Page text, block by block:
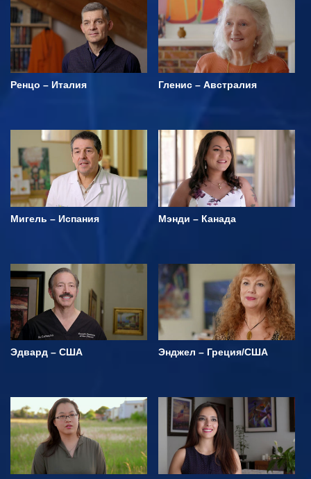
Ренцо – Италия Гленис – Австралия
Мигель – Испания Мэнди – Канада
Эдвард – США Энджел – Греция/США